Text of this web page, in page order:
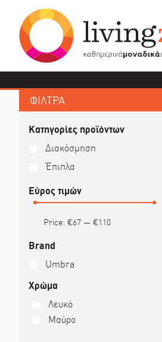
ΦΙΛΤΡΑ
Κατηγορίες προϊόντων
Διακόσμηση
Έπιπλα
Εύρος τιμών
Price: €67— €110
Brand
Umbra
Χρώμα
Λευκό
Μαύρο